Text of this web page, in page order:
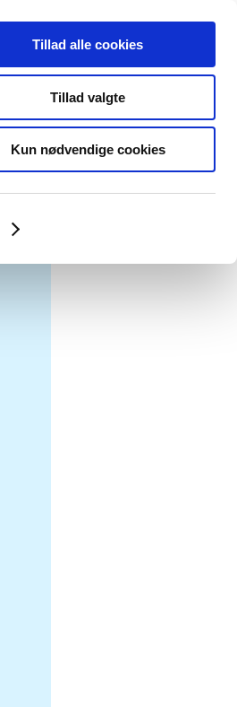
Tillad alle cookies
Tillad valgte
Kun nødvendige cookies